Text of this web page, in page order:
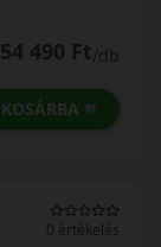
54 490 Ft/db
KOSÁRBA
0 értékelés